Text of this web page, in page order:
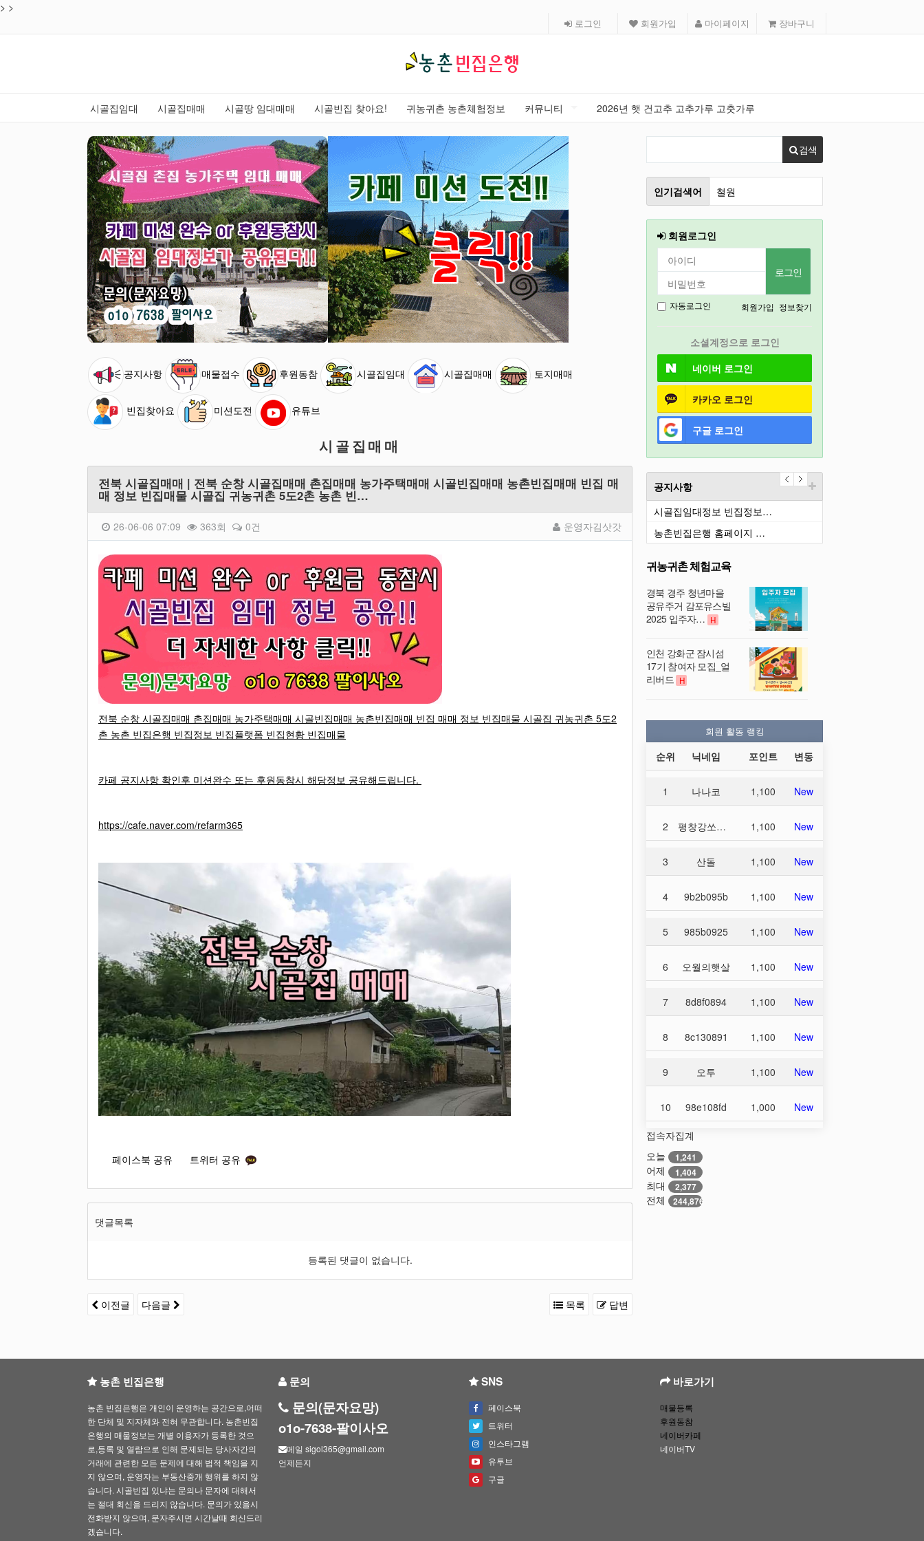
> >
로그인 회원가입 마이페이지 장바구니
시골집임대 시골집매매 시골땅 임대매매 시골빈집 찾아요! 귀농귀촌 농촌체험정보 커뮤니티 2026년 햇 건고추 고추가루 고춧가루
공지사항 매물접수 후원동참 시골집임대 시골집매매 토지매매
빈집찾아요 미션도전 유튜브
시골집매매
전북 시골집매매 | 전북 순창 시골집매매 촌집매매 농가주택매매 시골빈집매매 농촌빈집매매 빈집 매
매 정보 빈집매물 시골집 귀농귀촌 5도2촌 농촌 빈…
운영자김삿갓
26-06-06 07:09 363회 0건
본문
전북 순창 시골집매매 촌집매매 농가주택매매 시골빈집매매 농촌빈집매매 빈집 매매 정보 빈집매물 시골집 귀농귀촌 5도2
촌 농촌 빈집은행 빈집정보 빈집플랫폼 ​빈집현황 빈집매물
카페 공지사항 확인후 미션완수 또는 후원동참시 해당정보 공유해드립니다.
https://cafe.naver.com/refarm365
페이스북 공유 트위터 공유
댓글목록
등록된 댓글이 없습니다.
이전글 다음글 목록 답변
검색
인기검색어
철원
인천
2026
강릉
충북
회원로그인
자동로그인 회원가입 정보찾기
소셜계정으로 로그인
네이버 로그인
카카오 로그인
구글 로그인
공지사항
시골집임대정보 빈집정보…
농촌빈집은행 홈페이지 …
귀농귀촌 체험교육
경북 경주 청년마을
공유주거 감포유스빌
2025 입주자… H
인천 강화군 잠시섬
17기 참여자 모집_얼
리버드 H
회원 활동 랭킹
순위 닉네임 포인트 변동
1 나나코 1,100 New
2 평창강쏘가리 1,100 New
3 산돌 1,100 New
4 9b2b095b 1,100 New
5 985b0925 1,100 New
6 오월의햇살 1,100 New
7 8d8f0894 1,100 New
8 8c130891 1,100 New
9 오투 1,100 New
10 98e108fd 1,000 New
접속자집계
오늘
1,241
어제 1,404
최대 2,377
전체 244,876
농촌 빈집은행
농촌 빈집은행은 개인이 운영하는 공간으로,어떠
한 단체 및 지자체와 전혀 무관합니다. 농촌빈집
은행의 매물정보는 개별 이용자가 등록한 것으
로,등록 및 열람으로 인해 문제되는 당사자간의
거래에 관련한 모든 문제에 대해 법적 책임을 지
지 않으며, 운영자는 부동산중개 행위를 하지 않
습니다. 시골빈집 있냐는 문의나 문자에 대해서
는 절대 회신을 드리지 않습니다. 문의가 있을시
전화받지 않으며, 문자주시면 시간날때 회신드리
겠습니다.
문의
문의(문자요망)
o1o-7638-팔이사오
메일 sigol365@gmail.com
언제든지
SNS
페이스북
트위터
인스타그램
유투브
구글
바로가기
매물등록
후원동참
네이버카페
네이버TV